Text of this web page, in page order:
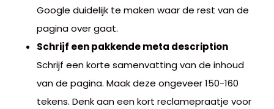
Google duidelijk te maken waar de rest van de
pagina over gaat.
Schrijf een pakkende meta description
Schrijf een korte samenvatting van de inhoud
van de pagina. Maak deze ongeveer 150-160
tekens. Denk aan een kort reclamepraatje voor